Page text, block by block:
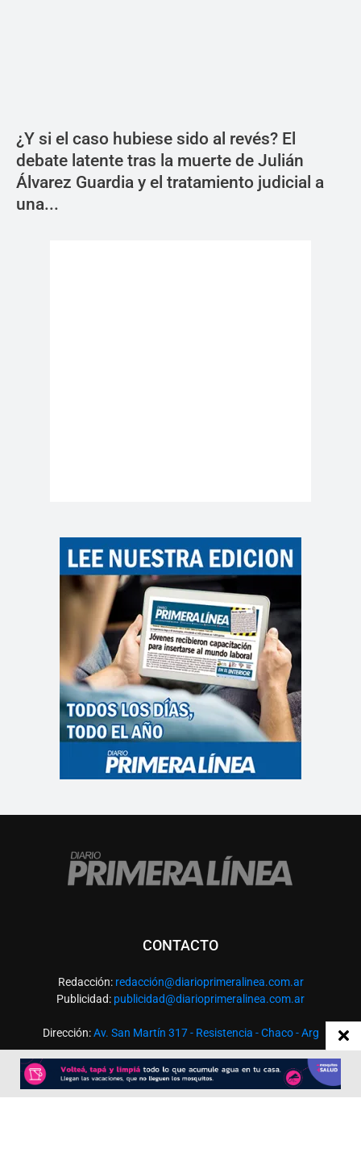
¿Y si el caso hubiese sido al revés? El
debate latente tras la muerte de Julián
Álvarez Guardia y el tratamiento judicial a
una...
CONTACTO
Redacción: redacción@diarioprimeralinea.com.ar
Publicidad: publicidad@diarioprimeralinea.com.ar
Dirección:Av. San Martín 317 - Resistencia - Chaco - Arg
Todos los derechos reservados ©